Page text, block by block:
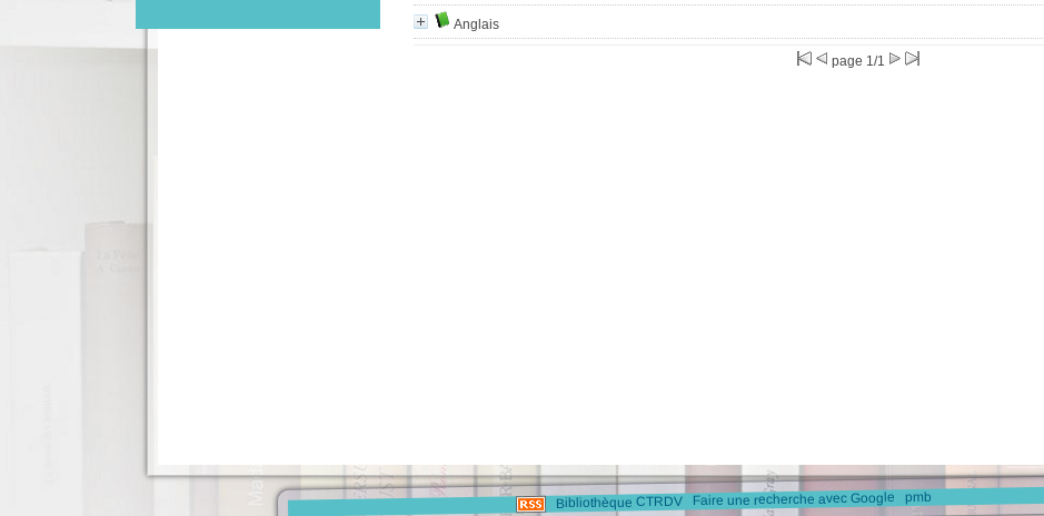
Anglais
page 1/1
Bibliothèque CTRDV Faire une recherche avec Google pmb